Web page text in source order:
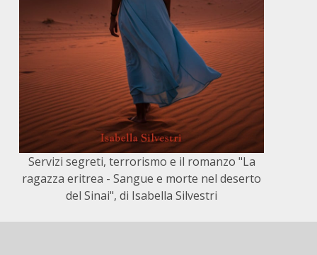
Servizi segreti, terrorismo e il romanzo "La
ragazza eritrea - Sangue e morte nel deserto
del Sinai", di Isabella Silvestri